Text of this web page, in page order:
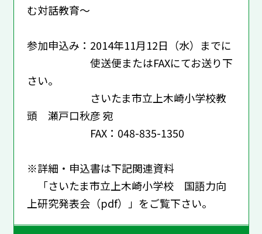
む対話教育～
参加申込み：2014年11月12日（水）までに
使送便またはFAXにてお送り下
さい。
さいたま市立上木崎小学校教
頭 瀬戸口秋彦 宛
FAX：048-835-1350
※詳細・申込書は下記関連資料
「さいたま市立上木崎小学校 国語力向
上研究発表会（pdf）」をご覧下さい。